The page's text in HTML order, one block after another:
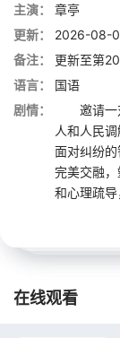
主演：
章亭
更新：
2026-08-
备注：
更新至第
语言：
国语
剧情：
邀请一对
人和人民
面对纠纷
完美交融
和心理疏
在线观看